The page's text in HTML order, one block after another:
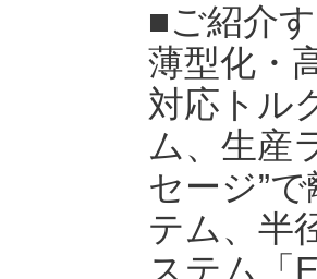
■ご紹介
薄型化・
対応トル
ム、生産
セージ”
テム、半
ステム「